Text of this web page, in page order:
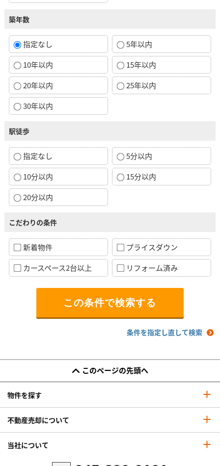
築年数
指定なし
5年以内
10年以内
15年以内
20年以内
25年以内
30年以内
駅徒歩
指定なし
5分以内
10分以内
15分以内
20分以内
こだわりの条件
新着物件
プライスダウン
カースペース2台以上
リフォーム済み
条件を指定し直して検索
このページの先頭へ
物件を探す
不動産売却について
当社について